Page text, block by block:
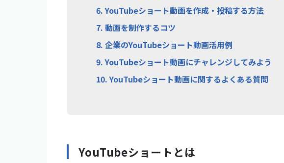
6.YouTubeショート動画を作成・投稿する方法
7. 動画を制作するコツ
8. 企業のYouTubeショート動画活用例
9.YouTubeショート動画にチャレンジしてみよう
10.YouTubeショート動画に関するよくある質問
YouTubeショートとは